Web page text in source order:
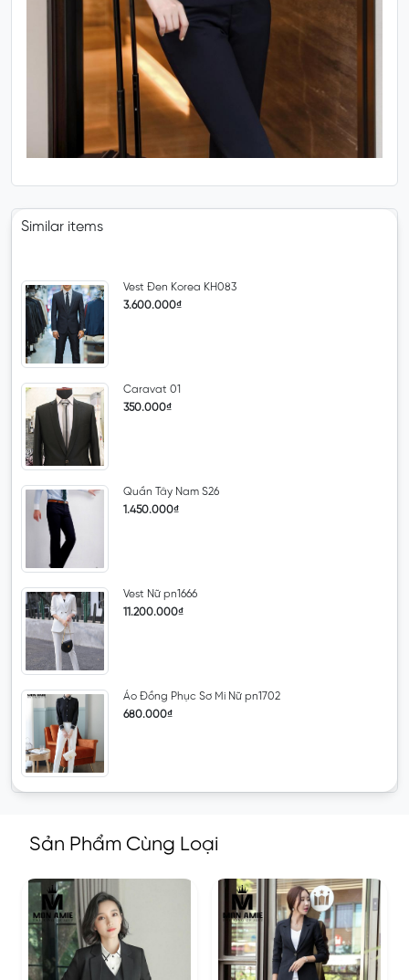
Similar items
Vest Đen Korea KH083
3.600.000₫
Caravat 01
350.000₫
Quần Tây Nam S26
1.450.000₫
Vest Nữ pn1666
11.200.000₫
Áo Đồng Phục Sơ Mi Nữ pn1702
680.000₫
Sản Phẩm Cùng Loại